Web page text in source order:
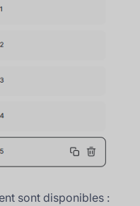
sont disponibles :